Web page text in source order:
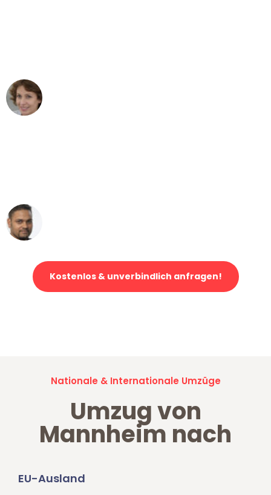
Kostenlos & unverbindlich anfragen!
Nationale & Internationale Umzüge
Umzug von
Mannheim nach
EU-Ausland